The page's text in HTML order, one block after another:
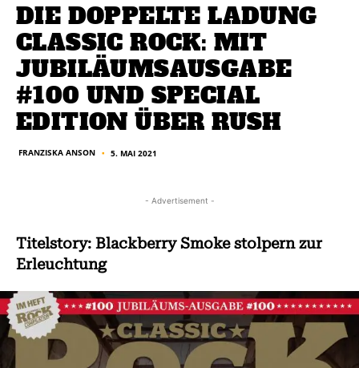
DIE DOPPELTE LADUNG
CLASSIC ROCK: MIT
JUBILÄUMSAUSGABE
#100 UND SPECIAL
EDITION ÜBER RUSH
FRANZISKA ANSON ■ 5. MAI 2021
- Advertisement -
Titelstory: Blackberry Smoke stolpern zur
Erleuchtung